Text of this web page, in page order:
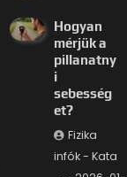
Hogyan
mérjük a
pillanatny
i
sebesség
et?
Fizika
infók - Kata